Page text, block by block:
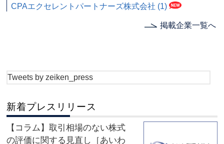
CPAエクセレントパートナーズ株式会社 (1)
掲載企業一覧へ
Tweets by zeiken_press
新着プレスリリース
【コラム】取引相場のない株式
の評価に関する見直し［あいわ